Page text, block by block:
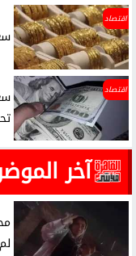
اقتصاد
اقتصاد
آخر